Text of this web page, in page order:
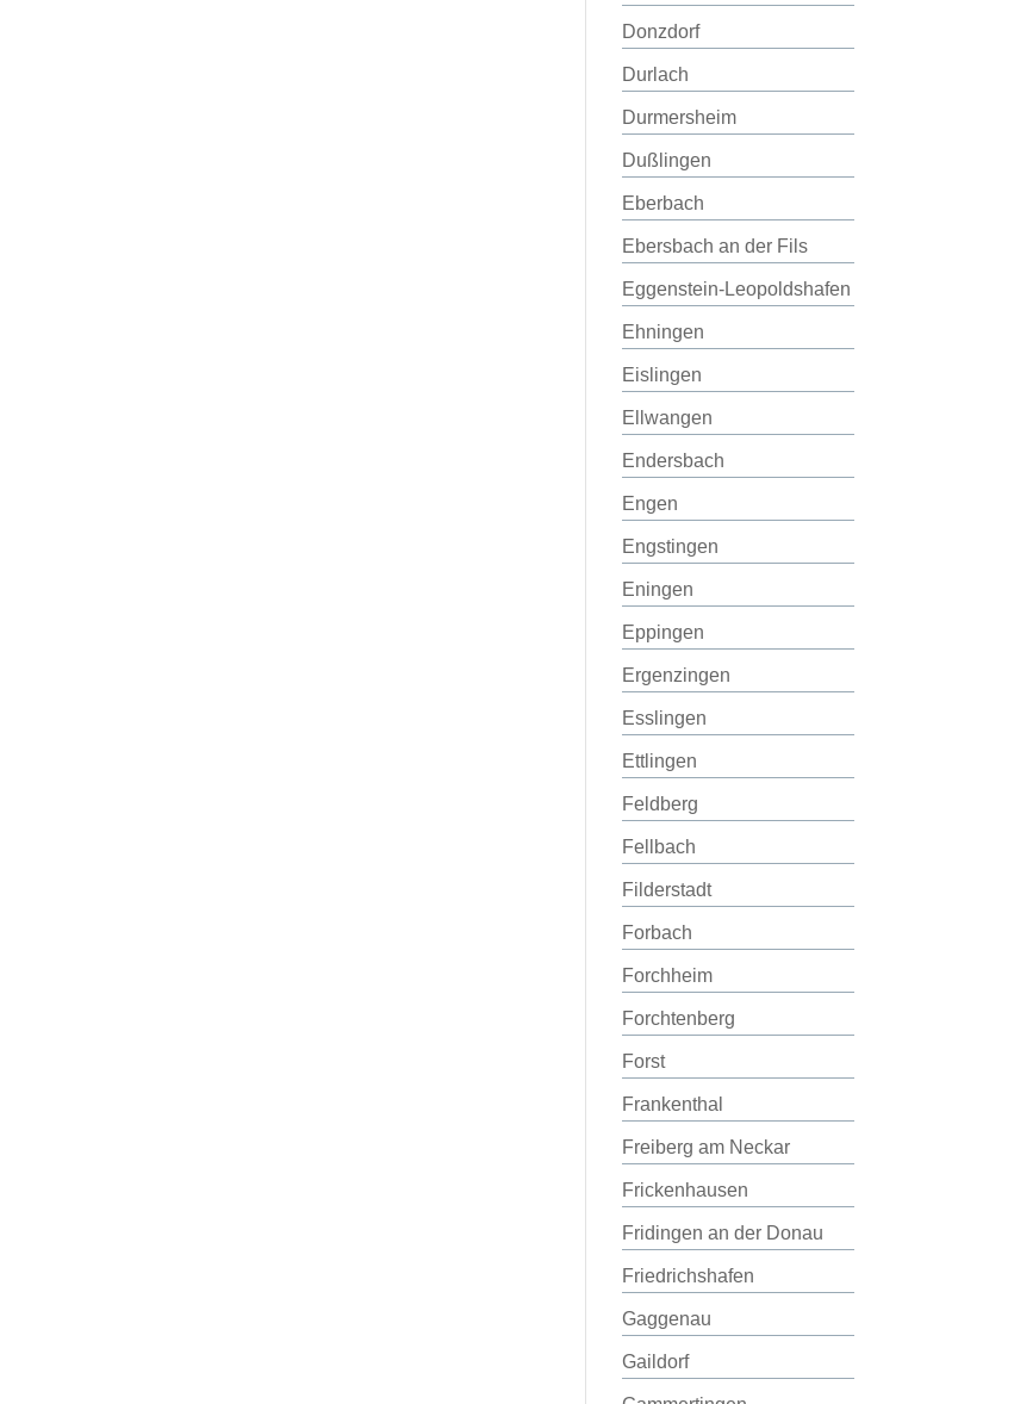
Donzdorf
Durlach
Durmersheim
Dußlingen
Eberbach
Ebersbach an der Fils
Eggenstein-Leopoldshafen
Ehningen
Eislingen
Ellwangen
Endersbach
Engen
Engstingen
Eningen
Eppingen
Ergenzingen
Esslingen
Ettlingen
Feldberg
Fellbach
Filderstadt
Forbach
Forchheim
Forchtenberg
Forst
Frankenthal
Freiberg am Neckar
Frickenhausen
Fridingen an der Donau
Friedrichshafen
Gaggenau
Gaildorf